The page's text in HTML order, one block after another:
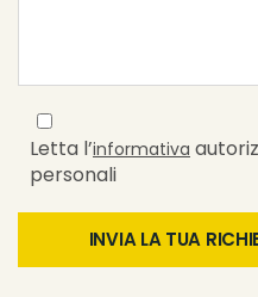
Letta l’informativa
personali